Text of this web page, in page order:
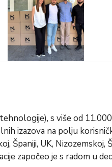
s više od
izazova na polju
Španiji, UK, Nizozemskoj,
započeo je s radom u